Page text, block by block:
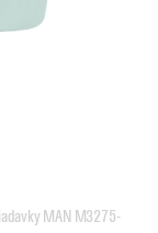
MAN M3275-